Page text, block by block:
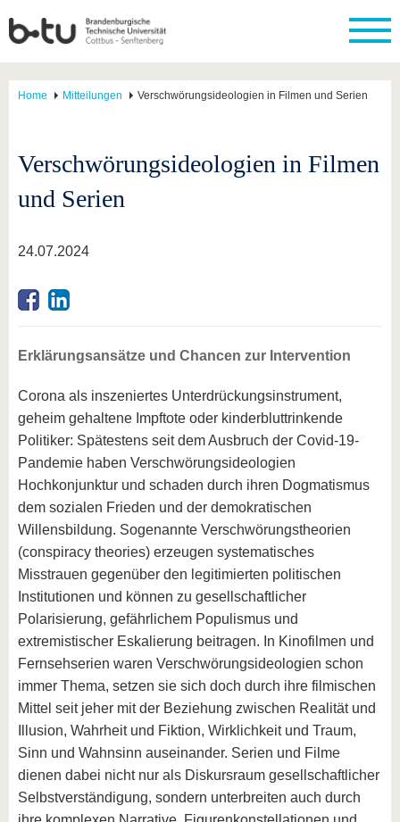
Home Mitteilungen Verschwörungsideologien in Filmen und Serien
Verschwörungsideologien in Filmen
und Serien
24.07.2024
Erklärungsansätze und Chancen zur Intervention
Corona als inszeniertes Unterdrückungsinstrument,
geheim gehaltene Impftote oder kinderbluttrinkende
Politiker: Spätestens seit dem Ausbruch der Covid-19-
Pandemie haben Verschwörungsideologien
Hochkonjunktur und schaden durch ihren Dogmatismus
dem sozialen Frieden und der demokratischen
Willensbildung. Sogenannte Verschwörungstheorien
(conspiracy theories) erzeugen systematisches
Misstrauen gegenüber den legitimierten politischen
Institutionen und können zu gesellschaftlicher
Polarisierung, gefährlichem Populismus und
extremistischer Eskalierung beitragen. In Kinofilmen und
Fernsehserien waren Verschwörungsideologien schon
immer Thema, setzen sie sich doch durch ihre filmischen
Mittel seit jeher mit der Beziehung zwischen Realität und
Illusion, Wahrheit und Fiktion, Wirklichkeit und Traum,
Sinn und Wahnsinn auseinander. Serien und Filme
dienen dabei nicht nur als Diskursraum gesellschaftlicher
Selbstverständigung, sondern unterbreiten auch durch